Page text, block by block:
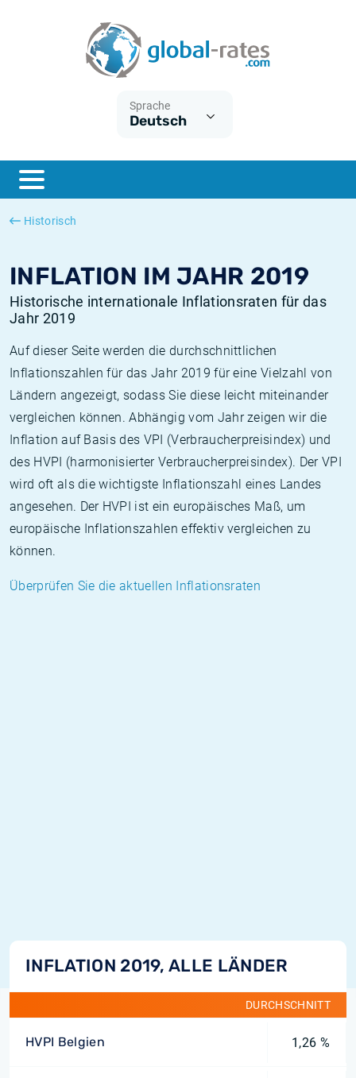
Sprache
Deutsch
Historisch
INFLATION IM JAHR 2019
Historische internationale Inflationsraten für das
Jahr 2019
Auf dieser Seite werden die durchschnittlichen
Inflationszahlen für das Jahr 2019 für eine Vielzahl von
Ländern angezeigt, sodass Sie diese leicht miteinander
vergleichen können. Abhängig vom Jahr zeigen wir die
Inflation auf Basis des VPI (Verbraucherpreisindex) und
des HVPI (harmonisierter Verbraucherpreisindex). Der VPI
wird oft als die wichtigste Inflationszahl eines Landes
angesehen. Der HVPI ist ein europäisches Maß, um
europäische Inflationszahlen effektiv vergleichen zu
können.
Überprüfen Sie die aktuellen Inflationsraten
INFLATION 2019, ALLE LÄNDER
DURCHSCHNITT
HVPI Belgien 1,26 %
ESTER
SONIA
Was ist die VPI-Inflation?
Was ist die HVPI-Inflation?
Deutsche inflation
Europäische inflation
Historische Euribor-Sätze
Historische ESTER-Sätze
Historische SOFR-Sätze
Historische SONIA-Sätze
Inflationsrechner